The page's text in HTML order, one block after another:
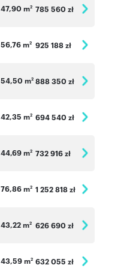
47,90 m2 785 560 zł
56,76 m2 925 188 zł
54,50 m2 888 350 zł
42,35 m2 694 540 zł
44,69 m2 732 916 zł
76,86 m2 1 252 818 zł
43,22 m2 626 690 zł
43,59 m2 632 055 zł